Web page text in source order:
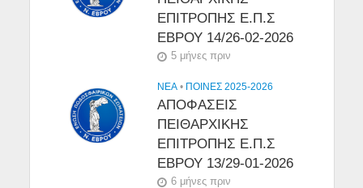
ΕΠΙΤΡΟΠΗΣ Ε.Π.Σ
ΕΒΡΟΥ 14/26-02-2026
5 μήνες πριν
NEA • ΠΟΙΝΕΣ 2025-2026
ΑΠΟΦΑΣΕΙΣ
ΠΕΙΘΑΡΧΙΚΗΣ
ΕΠΙΤΡΟΠΗΣ Ε.Π.Σ
ΕΒΡΟΥ 13/29-01-2026
6 μήνες πριν